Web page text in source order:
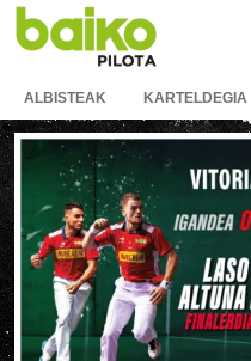
ALBISTEAK KARTELDEGIA